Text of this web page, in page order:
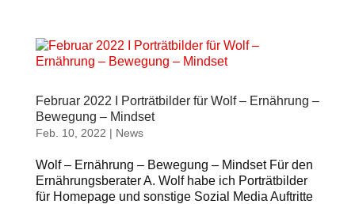
Februar 2022 I Porträtbilder für Wolf – Ernährung –
Bewegung – Mindset
Feb. 10, 2022 | News
Wolf – Ernährung – Bewegung – Mindset Für den
Ernährungsberater A. Wolf habe ich Porträtbilder
für Homepage und sonstige Sozial Media Auftritte